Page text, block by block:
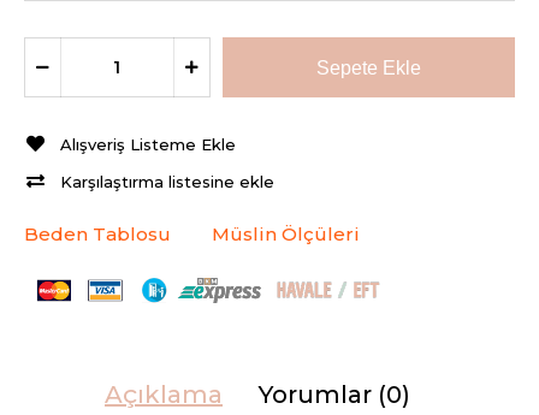
Alışveriş Listeme Ekle
Karşılaştırma listesine ekle
Beden Tablosu Müslin Ölçüleri
Açıklama Yorumlar (0)